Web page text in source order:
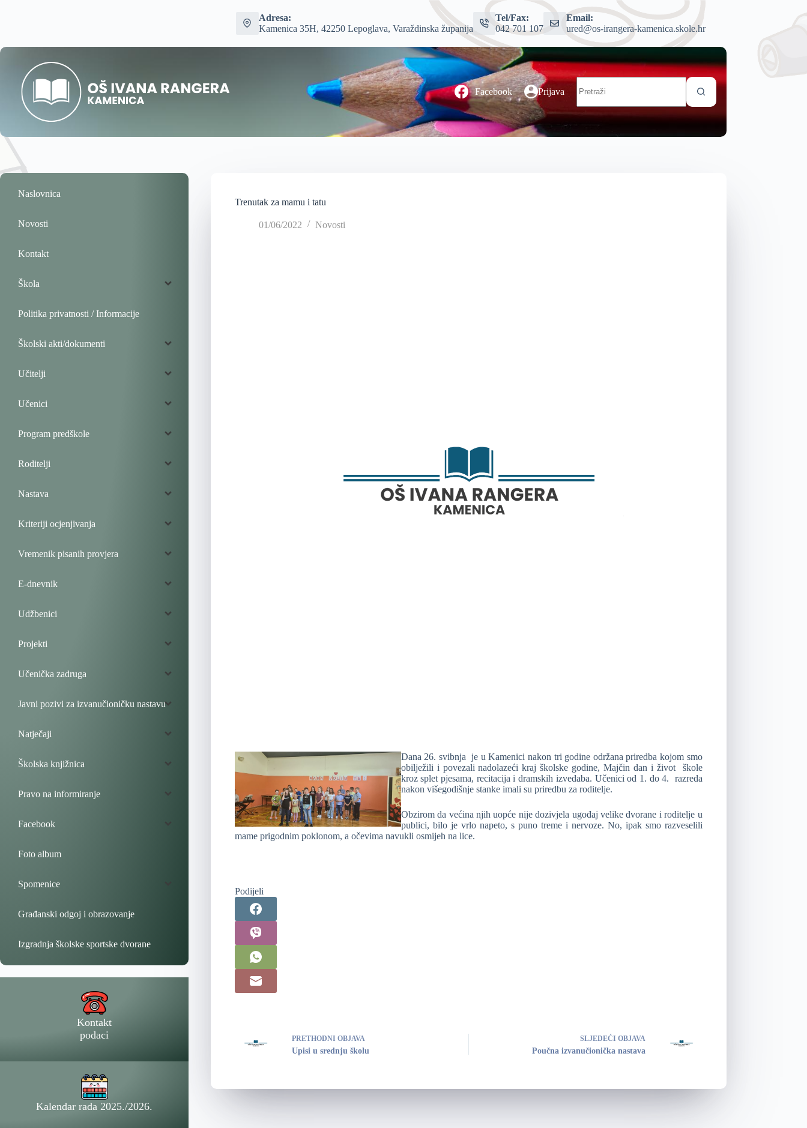
Adresa:
Kamenica 35H, 42250 Lepoglava, Varaždinska županija
Tel/Fax:
042 701 107
Email:
ured@os-irangera-kamenica.skole.hr
Facebook Prijava
Trenutak za mamu i tatu
01/06/2022 Novosti
Dana 26. svibnja je u Kamenici nakon tri godine održana priredba kojom smo
obilježili i povezali nadolazeći kraj školske godine, Majčin dan i život škole
kroz splet pjesama, recitacija i dramskih izvedaba. Učenici od 1. do 4. razreda
nakon višegodišnje stanke imali su priredbu za roditelje.
Obzirom da većina njih uopće nije dozivjela ugođaj velike dvorane i roditelje u
publici, bilo je vrlo napeto, s puno treme i nervoze. No, ipak smo razveselili
mame prigodnim poklonom, a očevima navukli osmijeh na lice.
Podijeli
PRETHODNI OBJAVA
Upisi u srednju školu
SLJEDEĆI OBJAVA
Poučna izvanučionička nastava
Naslovnica
Novosti
Kontakt
Škola
Politika privatnosti / Informacije
Školski akti/dokumenti
Učitelji
Učenici
Program predškole
Roditelji
Nastava
Kriteriji ocjenjivanja
Vremenik pisanih provjera
E-dnevnik
Udžbenici
Projekti
Učenička zadruga
Javni pozivi za izvanučioničku nastavu
Natječaji
Školska knjižnica
Pravo na informiranje
Facebook
Foto album
Spomenice
Građanski odgoj i obrazovanje
Izgradnja školske sportske dvorane
Kontakt
podaci
Kalendar rada 2025./2026.